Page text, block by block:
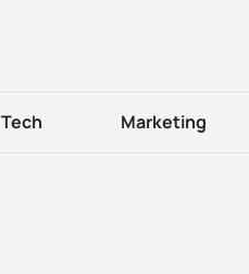
Tech Marketing